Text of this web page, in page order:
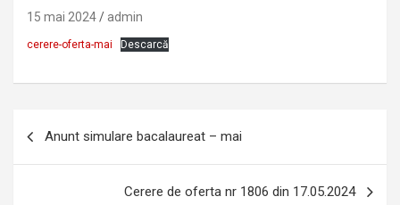
15 mai 2024 admin
cerere-oferta-mai Descarcă
Anunt simulare bacalaureat – mai
Cerere de oferta nr 1806 din 17.05.2024